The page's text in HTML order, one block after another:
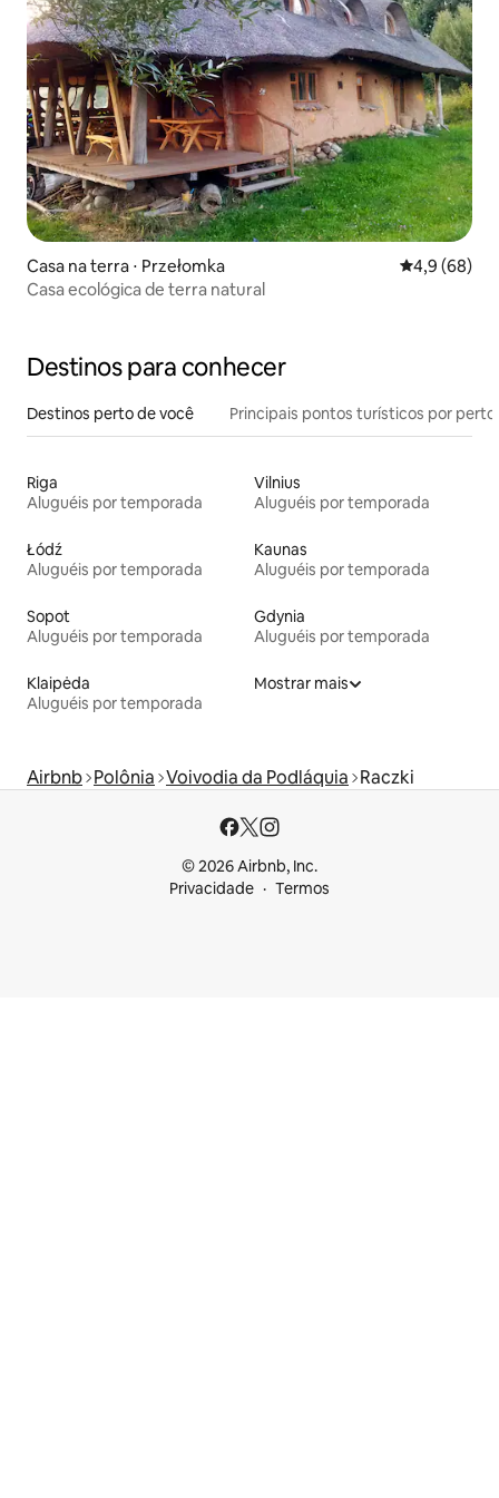
Casa na terra ⋅ Przełomka 4,9 de uma
4,9 (68)
Casa ecológica de terra natural
Destinos para conhecer
Destinos perto de você Principais pontos turísticos por perto
Riga
Aluguéis por temporada
Vilnius
Aluguéis por temporada
Łódź
Aluguéis por temporada
Kaunas
Aluguéis por temporada
Sopot
Aluguéis por temporada
Gdynia
Aluguéis por temporada
Klaipėda
Aluguéis por temporada
Mostrar mais
Airbnb Polônia Voivodia da Podláquia Raczki
© 2026 Airbnb, Inc.
Privacidade
Termos